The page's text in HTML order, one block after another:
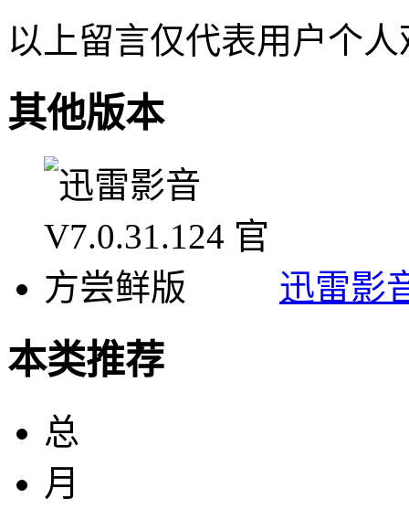
以上留言仅代表用户个
其他版本
迅雷影
本类推荐
总
月